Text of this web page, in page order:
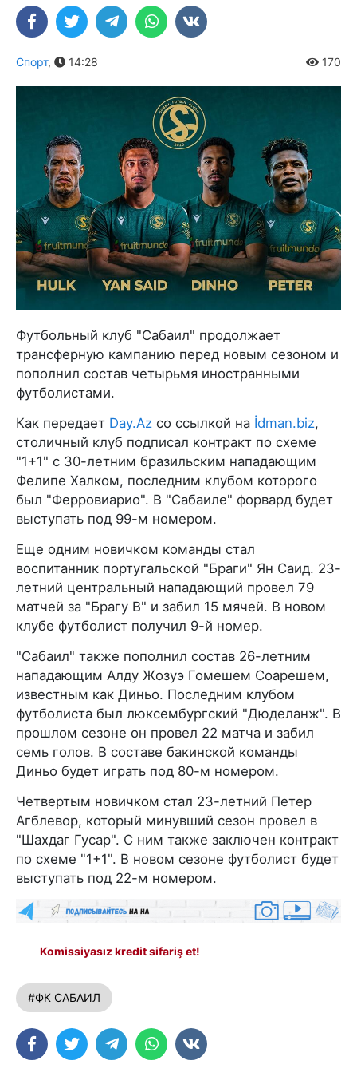
Спорт, 14:28 170
Футбольный клуб "Сабаил" продолжает
трансферную кампанию перед новым сезоном и
пополнил состав четырьмя иностранными
футболистами.
Как передает Day.Az со ссылкой на İdman.biz,
столичный клуб подписал контракт по схеме
"1+1" с 30-летним бразильским нападающим
Фелипе Халком, последним клубом которого
был "Ферровиарио". В "Сабаиле" форвард будет
выступать под 99-м номером.
Еще одним новичком команды стал
воспитанник португальской "Браги" Ян Саид. 23-
летний центральный нападающий провел 79
матчей за "Брагу B" и забил 15 мячей. В новом
клубе футболист получил 9-й номер.
"Сабаил" также пополнил состав 26-летним
нападающим Алду Жозуэ Гомешем Соарешем,
известным как Диньо. Последним клубом
футболиста был люксембургский "Дюделанж". В
прошлом сезоне он провел 22 матча и забил
семь голов. В составе бакинской команды
Диньо будет играть под 80-м номером.
Четвертым новичком стал 23-летний Петер
Агблевор, который минувший сезон провел в
"Шахдаг Гусар". С ним также заключен контракт
по схеме "1+1". В новом сезоне футболист будет
выступать под 22-м номером.
Komissiyasız kredit sifariş et!
#ФК САБАИЛ